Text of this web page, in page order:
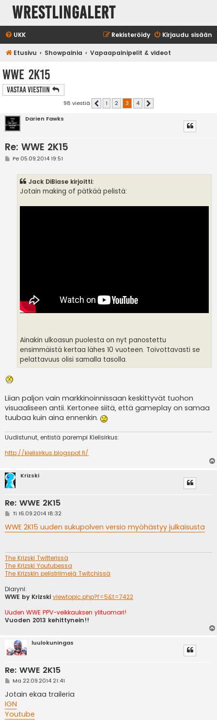
WrestlingAlert
UKK Kirjaudu sisään
Rekisteröidy
Etusivu Showpainia Vapaapainipelit & videot
WWE 2K15
Vastaa Viestiin
98 viestiä Edellinen
1 2 3 4
Darien Fawks
Re: WWE 2K15
VPe 05.09.2014 19:51
Jack DiBiase kirjoitti:
Jotain making of pätkää pelistä:
Ainakin ulkoasun puolesta on nyt panostettu
ensimmäistä kertaa lähes 10 vuoteen. Toivottavasti se
pelattavuus olisi samalla tasolla.
Liian paljon vain markkinoinnissaan keskittyvät tuohon
visuaaliseen antii. Kertonee siitä, että gameplay on samaa
tuubaa kuin aina ennenkin.
Uudistunut, entistä parempi Kielisirkus:
http://kielisirkus.blogspot.fi/
Krizski
Re: WWE 2K15
V
e
s
Ti 16.09.2014 18:32
WWE 2K15 uuden sukupolven versio myöhästyy julkaisusta
The Krizski Twitterissä
The Krizski Youtubessa
The Krizskin pelistriimejä Twitchissä
Diaryni:
WWE by Krizski viewtopic.php?f=5&t=7422
Uuden WWE PPV-veikkauksen ylituomari!
Vuoden 2013 kehittynein!!
luulokuningas
Re: WWE 2K15
V
e
s
t
i
Ma 22.09.2014 21:41
Jotain ekaa traileria
IGN
Youtube